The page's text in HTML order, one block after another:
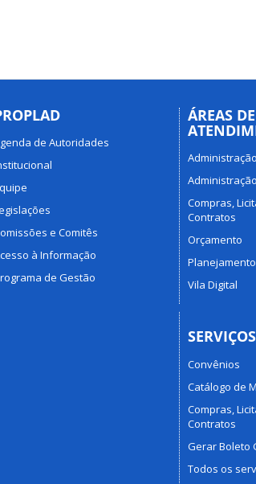
de Autoridades
e Comitês
à Informação
de Gestão
ÁREAS DE
Compras,
Contratos
Orçamento
Planejamento
Vila Digital
SERVIÇOS
Convênios
Catálogo de
Compras,
Contratos
Gerar Boleto
Todos os